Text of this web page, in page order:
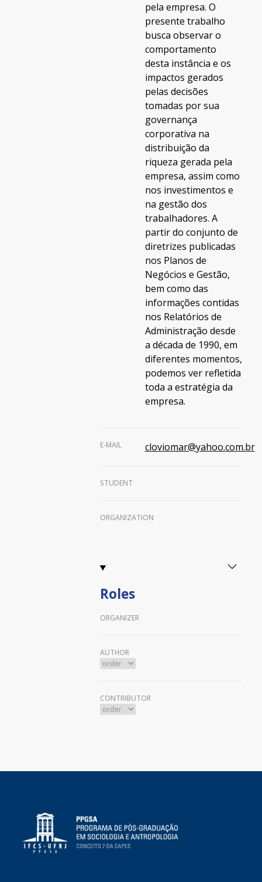
pela empresa. O
presente trabalho
busca observar o
comportamento
desta instância e os
impactos gerados
pelas decisões
tomadas por sua
governança
corporativa na
distribuição da
riqueza gerada pela
empresa, assim como
nos investimentos e
na gestão dos
trabalhadores. A
partir do conjunto de
diretrizes publicadas
nos Planos de
Negócios e Gestão,
bem como das
informações contidas
nos Relatórios de
Administração desde
a década de 1990, em
diferentes momentos,
podemos ver refletida
toda a estratégia da
empresa.
E-MAIL cloviomar@yahoo.com.br
STUDENT
ORGANIZATION
Roles
ORGANIZER
AUTHOR
CONTRIBUTOR